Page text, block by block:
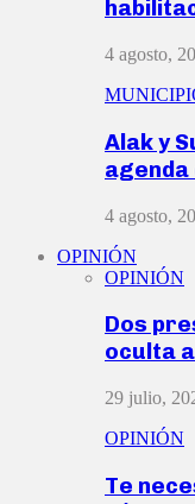
4 agosto,
Alak y
4 agosto,
OPINIÓN
OPINIÓN
Dos
oculta
29 julio,
OPINIÓN
Te